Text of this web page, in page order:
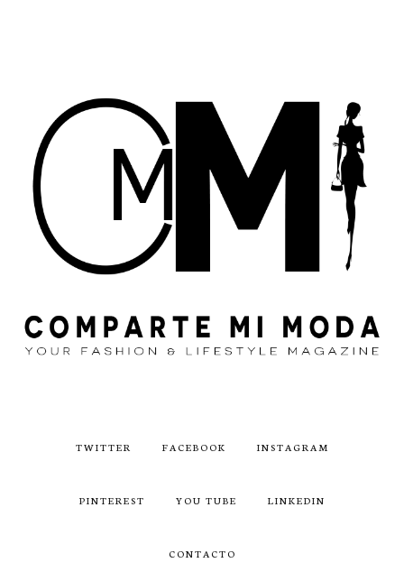
TWITTER FACEBOOK INSTAGRAM
PINTEREST YOU TUBE LINKEDIN
CONTACTO